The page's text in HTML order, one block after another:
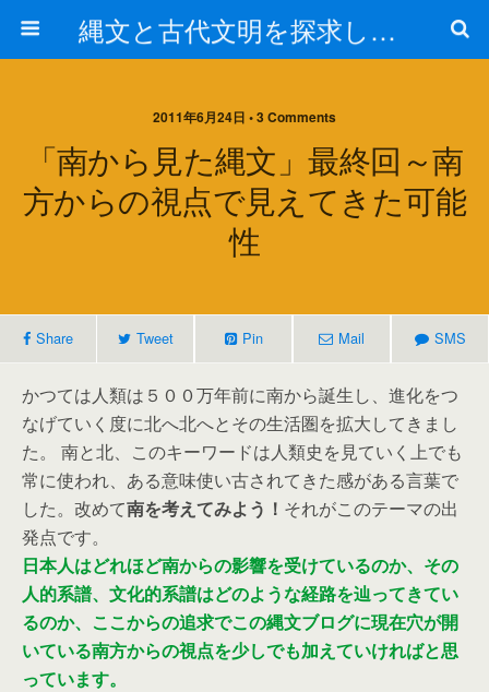
縄文と古代文明を探求しよう！
2011年6月24日 • 3 Comments
「南から見た縄文」最終回～南
方からの視点で見えてきた可能
性
Share Tweet Pin Mail SMS
かつては人類は５００万年前に南から誕生し、進化をつ
なげていく度に北へ北へとその生活圏を拡大してきまし
た。 南と北、このキーワードは人類史を見ていく上でも
常に使われ、ある意味使い古されてきた感がある言葉で
した。改めて南を考えてみよう！ それがこのテーマの出
発点です。
日本人はどれほど南からの影響を受けているのか、その
人的系譜、文化的系譜はどのような経路を辿ってきてい
るのか、ここからの追求でこの縄文ブログに現在穴が開
いている南方からの視点を少しでも加えていければと思
っています。